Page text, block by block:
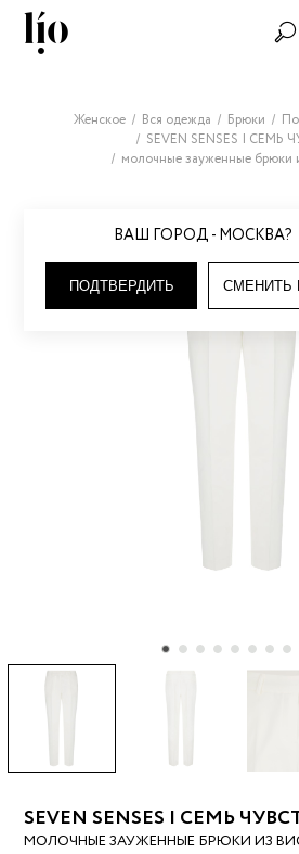
ВАШ ГОРОД - МОСКВА?
ПОДТВЕРДИТЬ СМЕНИТЬ
Женское Вся одежда Брюки
SEVEN SENSES | СЕМЬ
молочные зауженные брюки
SEVEN SENSES | СЕМЬ
МОЛОЧНЫЕ ЗАУЖЕННЫЕ БРЮКИ ИЗ